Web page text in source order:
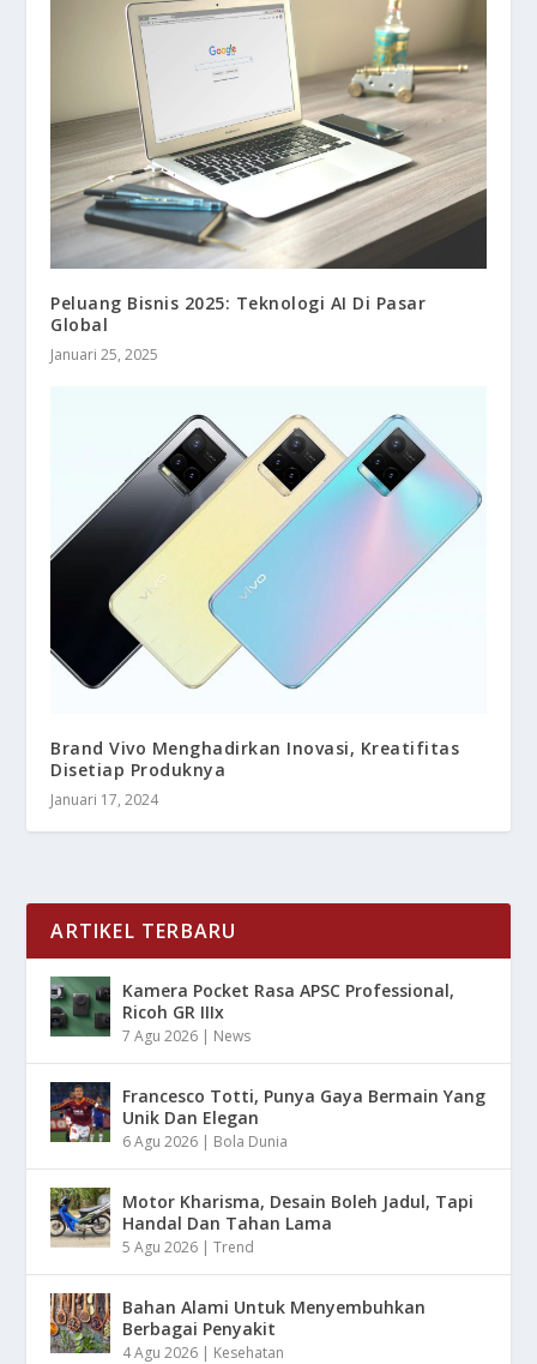
Peluang Bisnis 2025: Teknologi AI Di Pasar
Global
Januari 25, 2025
Brand Vivo Menghadirkan Inovasi, Kreatifitas
Disetiap Produknya
Januari 17, 2024
ARTIKEL TERBARU
Kamera Pocket Rasa APSC Professional,
Ricoh GR IIIx
7 Agu 2026 | News
Francesco Totti, Punya Gaya Bermain Yang
Unik Dan Elegan
6 Agu 2026 | Bola Dunia
Motor Kharisma, Desain Boleh Jadul, Tapi
Handal Dan Tahan Lama
5 Agu 2026 |Trend
Bahan Alami Untuk Menyembuhkan
Berbagai Penyakit
4 Agu 2026 | Kesehatan